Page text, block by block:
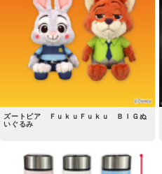
ズートピア ＦｕｋｕＦｕｋｕ ＢＩＧぬ
いぐるみ